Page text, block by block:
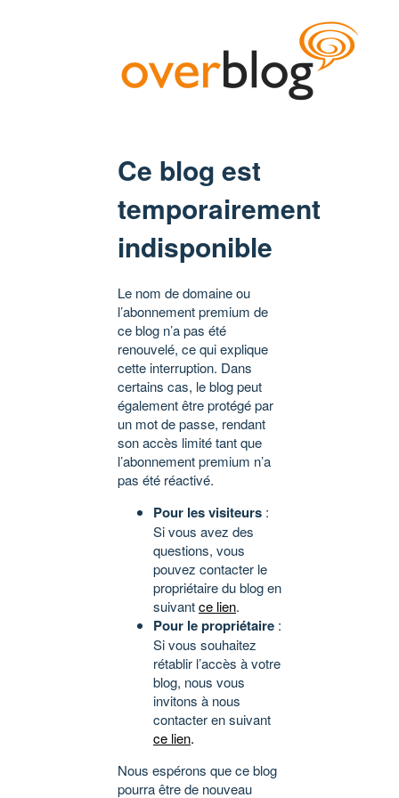
Ce blog est
temporairement
indisponible
Le nom de domaine ou
l’abonnement premium de
ce blog n’a pas été
renouvelé, ce qui explique
cette interruption. Dans
certains cas, le blog peut
également être protégé par
un mot de passe, rendant
son accès limité tant que
l’abonnement premium n’a
pas été réactivé.
Pour les visiteurs :
Si vous avez des
questions, vous
pouvez contacter le
propriétaire du blog en
suivantce lien.
Pour le propriétaire :
Si vous souhaitez
rétablir l’accès à votre
blog, nous vous
invitons à nous
contacter en suivant
ce lien.
Nous espérons que ce blog
pourra être de nouveau